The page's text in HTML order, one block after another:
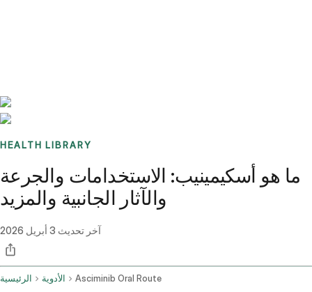
HEALTH LIBRARY
ما هو أسكيمينيب: الاستخدامات والجرعة
والآثار الجانبية والمزيد
آخر تحديث 3 أبريل 2026
الرئيسية الأدوية Asciminib Oral Route